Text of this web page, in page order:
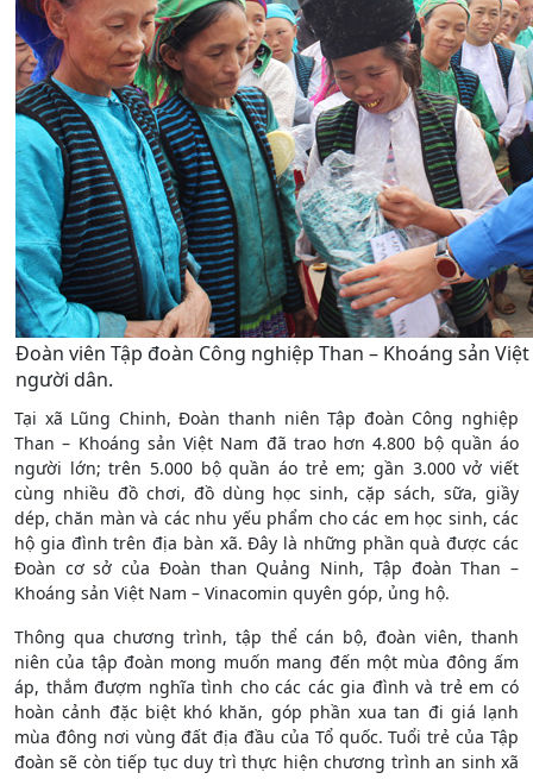
Đoàn viên Tập đoàn Công nghiệp Than – Khoáng sản
người dân.
Tại xã Lũng Chinh, Đoàn thanh niên Tập đoàn Công nghiệp
Than – Khoáng sản Việt Nam đã trao hơn 4.800 bộ quần áo
người lớn; trên 5.000 bộ quần áo trẻ em; gần 3.000 vở viết
cùng nhiều đồ chơi, đồ dùng học sinh, cặp sách, sữa, giầy
dép, chăn màn và các nhu yếu phẩm cho các em học sinh, các
hộ gia đình trên địa bàn xã. Đây là những phần quà được các
Đoàn cơ sở của Đoàn than Quảng Ninh, Tập đoàn Than –
Khoáng sản Việt Nam – Vinacomin quyên góp, ủng hộ.
Thông qua chương trình, tập thể cán bộ, đoàn viên, thanh
niên của tập đoàn mong muốn mang đến một mùa đông ấm
áp, thắm đượm nghĩa tình cho các các gia đình và trẻ em có
hoàn cảnh đặc biệt khó khăn, góp phần xua tan đi giá lạnh
mùa đông nơi vùng đất địa đầu của Tổ quốc. Tuổi trẻ của Tập
đoàn sẽ còn tiếp tục duy trì thực hiện chương trình an sinh xã